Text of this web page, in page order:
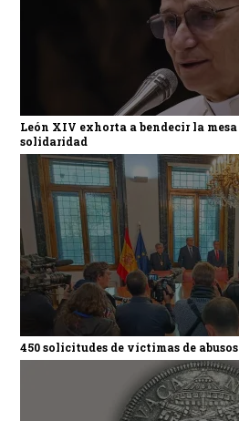
León XIV exhorta a bendecir la
solidaridad
450 solicitudes de víctimas de